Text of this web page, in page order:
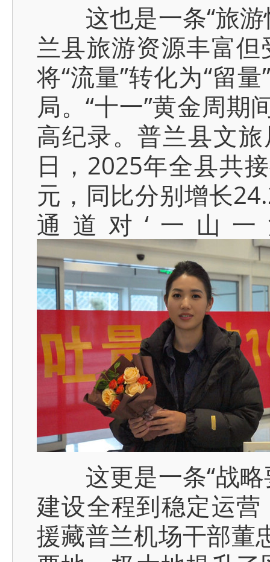
这也是一条“旅游
兰县旅游资源丰富
将“流量”转化为“留
局。“十一”黄金周
高纪录。普兰县文
日，2025年全县共
元，同比分别增长
通道对‘一山
这更是一条“战略
建设全程到稳定运
援藏普兰机场干部董